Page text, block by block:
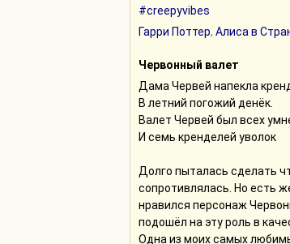
#creepyvibes
Гарри Поттер, Алиса в
Червонный валет
Дама Червей напекла
В летний погожий денёк.
Валет Червей был всех
И семь кренделей уволок
Долго пыталась сделать
сопротивлялась. Но есть
нравился персонаж
подошёл на эту роль в
Одна из моих самых